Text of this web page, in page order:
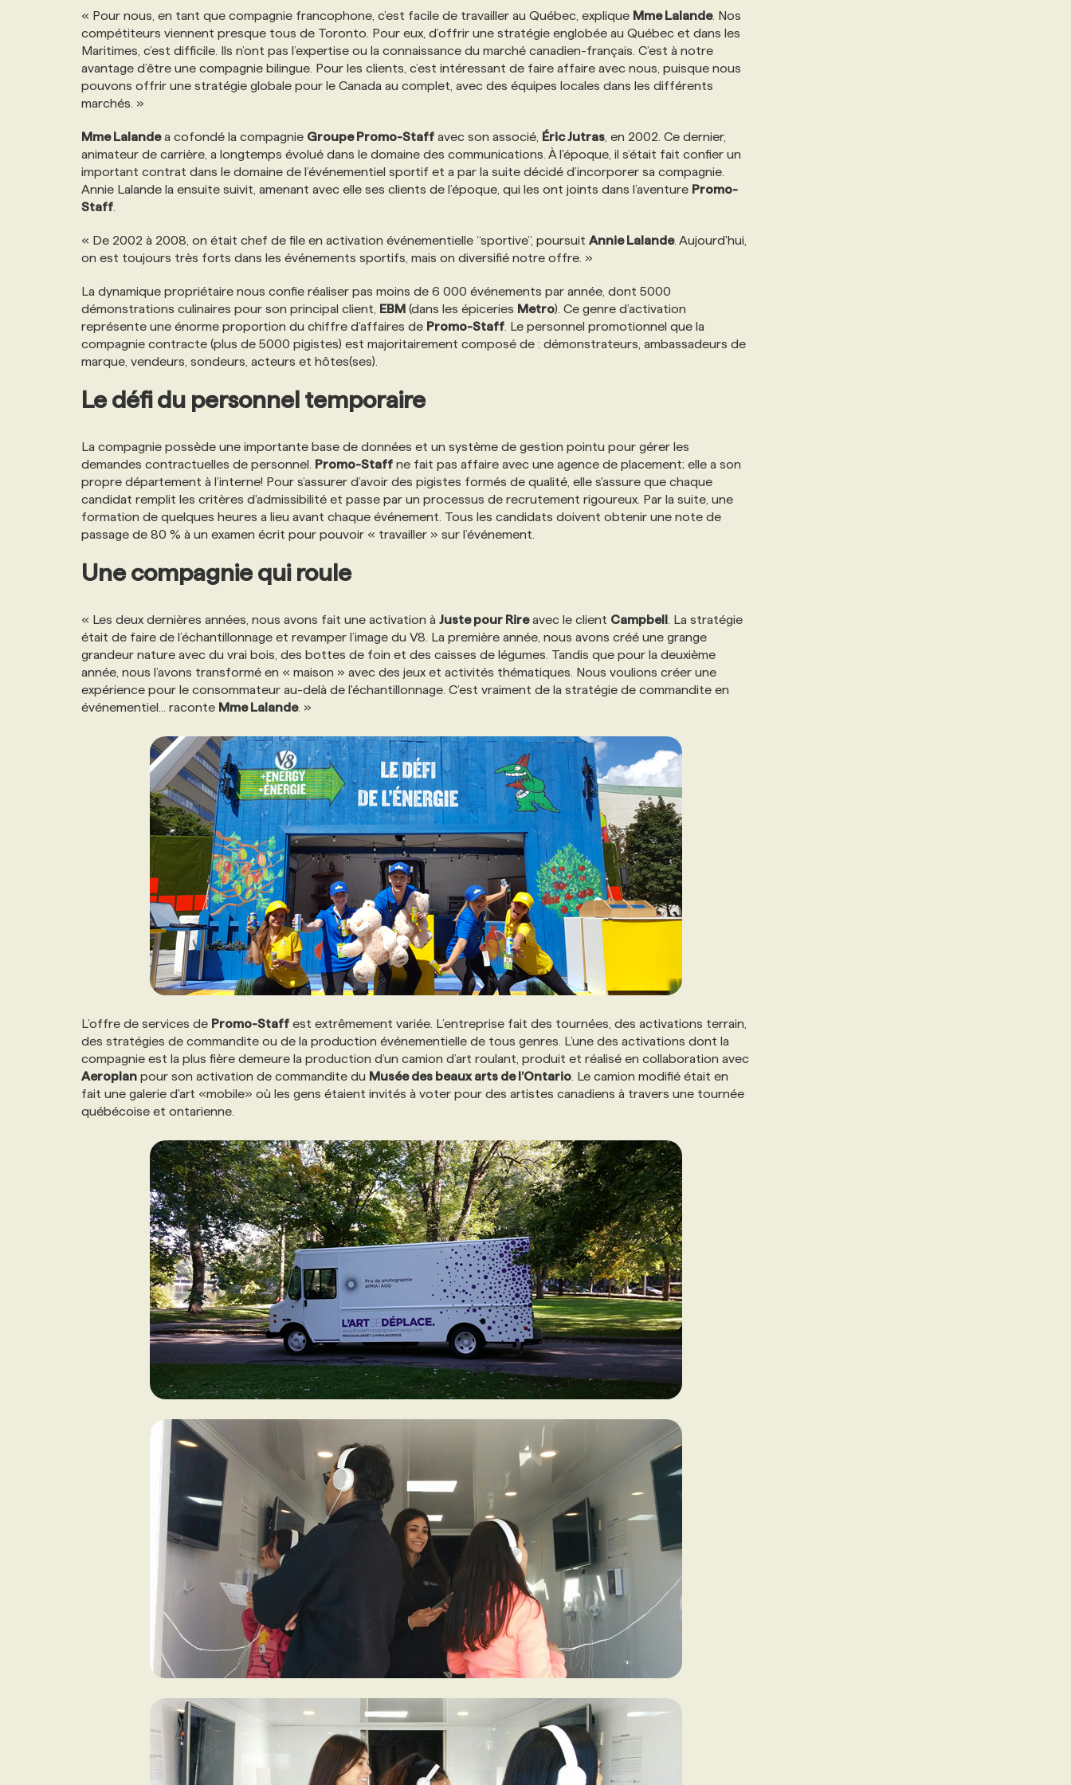
« Pour nous, en tant que compagnie francophone, c’est facile de travailler au Québec, explique Mme Lalande. Nos
compétiteurs viennent presque tous de Toronto. Pour eux, d’offrir une stratégie englobée au Québec et dans les
Maritimes, c’est difficile. Ils n’ont pas l’expertise ou la connaissance du marché canadien-français. C’est à notre
avantage d’être une compagnie bilingue. Pour les clients, c’est intéressant de faire affaire avec nous, puisque nous
pouvons offrir une stratégie globale pour le Canada au complet, avec des équipes locales dans les différents
marchés. »
Mme Lalandea cofondé la compagnie Groupe Promo-Staff avec son associé, Éric Jutras , en 2002. Ce dernier,
animateur de carrière, a longtemps évolué dans le domaine des communications. À l'époque, il s’était fait confier un
important contrat dans le domaine de l’événementiel sportif et a par la suite décidé d’incorporer sa compagnie.
Annie Lalande la ensuite suivit, amenant avec elle ses clients de l’époque, qui les ont joints dans l’aventure Promo-
Staff
« De 2002 à 2008, on était chef de file en activation événementielle “sportive”, poursuit Annie Lalande. Aujourd'hui,
on est toujours très forts dans les événements sportifs, mais on diversifié notre offre. »
La dynamique propriétaire nous confie réaliser pas moins de 6 000 événements par année, dont 5000
démonstrations culinaires pour son principal client, EBM (dans les épiceries Metro). Ce genre d’activation
représente une énorme proportion du chiffre d’affaires de Promo-Staff . Le personnel promotionnel que la
compagnie contracte (plus de 5000 pigistes) est majoritairement composé de : démonstrateurs, ambassadeurs de
marque, vendeurs, sondeurs, acteurs et hôtes(ses).
Le défi du personnel temporaire
La compagnie possède une importante base de données et un système de gestion pointu pour gérer les
demandes contractuelles de personnel. Promo-Staff ne fait pas affaire avec une agence de placement; elle a son
propre département à l’interne! Pour s’assurer d’avoir des pigistes formés de qualité, elle s'assure que chaque
candidat remplit les critères d'admissibilité et passe par un processus de recrutement rigoureux. Par la suite, une
formation de quelques heures a lieu avant chaque événement. Tous les candidats doivent obtenir une note de
passage de 80 % à un examen écrit pour pouvoir « travailler » sur l’événement.
Une compagnie qui roule
« Les deux dernières années, nous avons fait une activation à Juste pour Rireavec le client Campbell . La stratégie
était de faire de l’échantillonnage et revamper l’image du V8. La première année, nous avons créé une grange
grandeur nature avec du vrai bois, des bottes de foin et des caisses de légumes. Tandis que pour la deuxième
année, nous l’avons transformé en « maison » avec des jeux et activités thématiques. Nous voulions créer une
expérience pour le consommateur au-delà de l'échantillonnage. C’est vraiment de la stratégie de commandite en
événementiel... raconte Mme Lalande. »
L’offre de services de Promo-Staff est extrêmement variée. L’entreprise fait des tournées, des activations terrain,
des stratégies de commandite ou de la production événementielle de tous genres. L’une des activations dont la
compagnie est la plus fière demeure la production d’un camion d’art roulant, produit et réalisé en collaboration avec
Aeroplan pour son activation de commandite du Musée des beaux arts de l’Ontario . Le camion modifié était en
fait une galerie d'art «mobile» où les gens étaient invités à voter pour des artistes canadiens à travers une tournée
québécoise et ontarienne.